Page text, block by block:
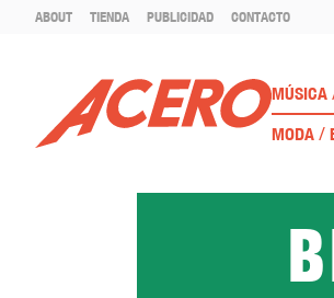
ABOUT TIENDA PUBLICIDAD CONTACTO
MÚSICA
MODA /